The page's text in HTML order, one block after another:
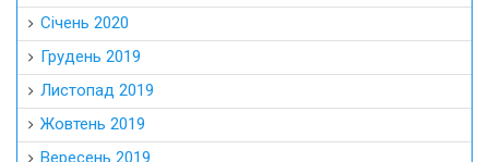
Січень 2020
Грудень 2019
Листопад 2019
Жовтень 2019
Вересень 2019